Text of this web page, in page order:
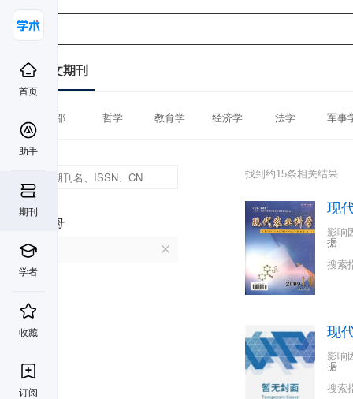
首页
助手
期刊
学者
收藏
订阅
中文期刊
全部 哲学 教育学 经济学 法学 军事
首字母
X
找到约15条相关结果
现
影响
据
搜索
现
影响
据
搜索